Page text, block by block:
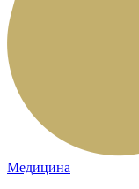
Медицина